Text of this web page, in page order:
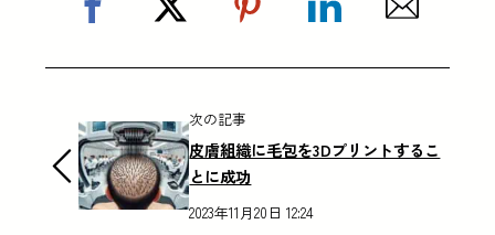
次の記事
皮膚組織に毛包を3Dプリントするこ
とに成功
2023年11月20日 12:24